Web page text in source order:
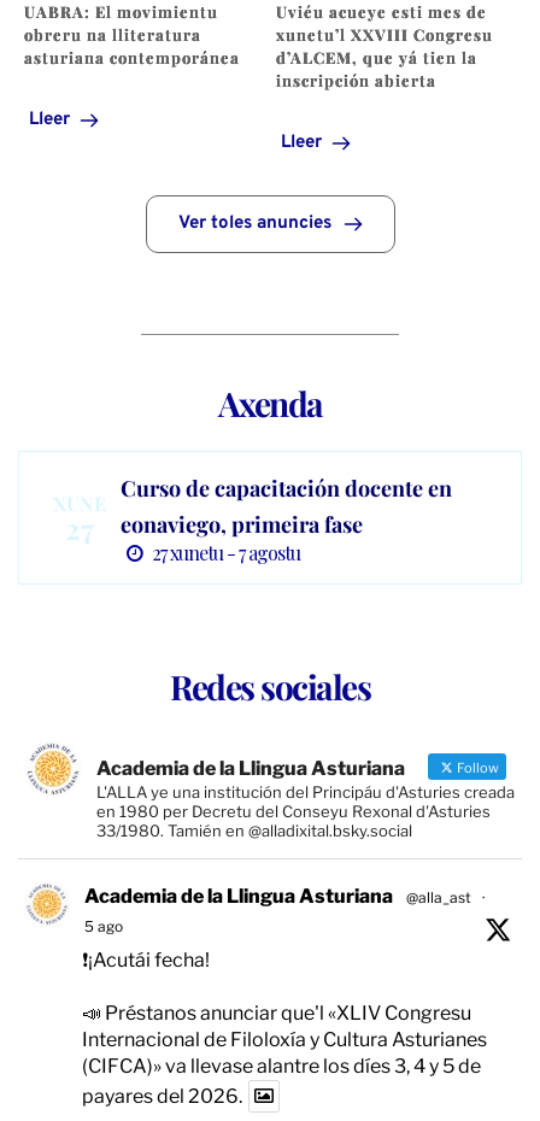
UABRA: El movimientu
obreru na lliteratura
asturiana contemporánea
Lleer
Uviéu acueye esti mes de
xunetu’l XXVIII Congresu
d’ALCEM, que yá tien la
inscripción abierta
Lleer
Ver toles anuncies
Axenda
XUNE
27
Curso de capacitación docente en
eonaviego, primeira fase
27 xunetu - 7 agostu
Redes sociales
Academia de la Llingua Asturiana Follow
L'ALLA ye una institución del Principáu d'Asturies creada
en 1980 per Decretu del Conseyu Rexonal d'Asturies
33/1980. Tamién en @alladixital.bsky.social
Academia de la Llingua Asturiana @alla_ast ·
5 ago
❗️¡Acutái fecha!
📣 Préstanos anunciar que'l «XLIV Congresu
Internacional de Filoloxía y Cultura Asturianes
(CIFCA)» va llevase alantre los díes 3, 4 y 5 de
payares del 2026.